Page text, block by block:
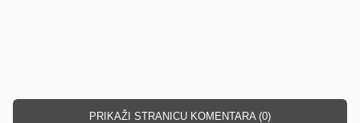
PRIKAŽI STRANICU KOMENTARA (0)